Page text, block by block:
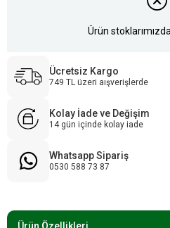
Ürün
Ücretsiz Kargo
749 TL üzeri aışverişlerde
Kolay İade ve Değişim
14 gün içinde kolay iade
Whatsapp Sipariş
0530 588 73 87
Ürün Özellikleri